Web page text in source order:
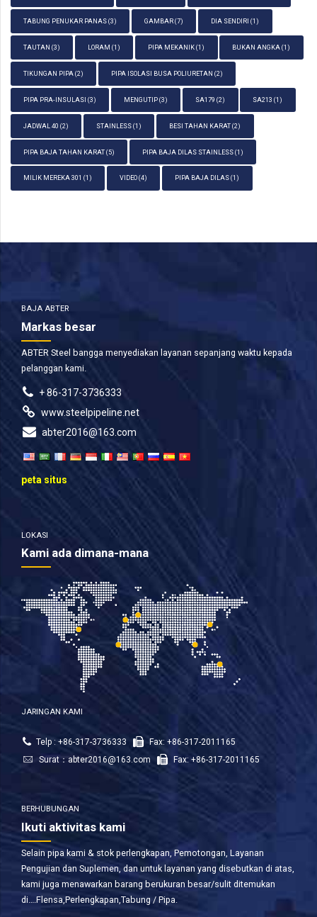
TABUNG PENUKAR PANAS (3) GAMBAR (7) DIA SENDIRI (1)
TAUTAN (3) LORAM (1) PIPA MEKANIK (1) BUKAN ANGKA (1)
TIKUNGAN PIPA (2) PIPA ISOLASI BUSA POLIURETAN (2)
PIPA PRA-INSULASI (3) MENGUTIP (3) SA179 (2) SA213 (1)
JADWAL 40 (2) STAINLESS (1) BESI TAHAN KARAT (2)
PIPA BAJA TAHAN KARAT (5) PIPA BAJA DILAS STAINLESS (1)
MILIK MEREKA 301 (1) VIDEO (4) PIPA BAJA DILAS (1)
BAJA ABTER
Markas besar
ABTER Steel bangga menyediakan layanan sepanjang waktu kepada
pelanggan kami.
+ 86-317-3736333
www.steelpipeline.net
abter2016@163.com
peta situs
LOKASI
Kami ada dimana-mana
JARINGAN KAMI
Telp : +86-317-3736333
Fax: +86-317-2011165
Surat： abter2016@163.com Fax: +86-317-2011165
BERHUBUNGAN
Ikuti aktivitas kami
Selain pipa kami & stok perlengkapan, Pemotongan, Layanan
Pengujian dan Suplemen, dan untuk layanan yang disebutkan di atas,
kami juga menawarkan barang berukuran besar/sulit ditemukan
di….Flensa,Perlengkapan,Tabung / Pipa.